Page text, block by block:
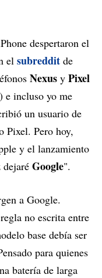
despertaron el
el subreddit de
Nexus y Pixel
e incluso yo me
un usuario de
Pixel. Pero hoy,
y el lanzamiento
dejaré Google".
a Google.
no escrita entre
base debía ser
para quienes
batería de larga